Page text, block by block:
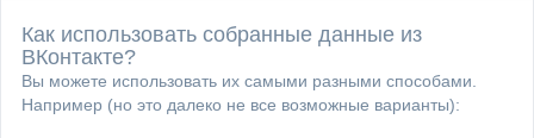
Как использовать собранные данные из
ВКонтакте?
Вы можете использовать их самыми разными способами.
Например (но это далеко не все возможные варианты):